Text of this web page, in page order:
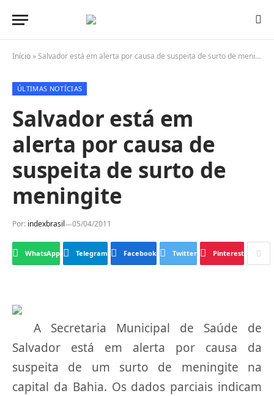
Início »Salvador está em alerta por causa de suspeita de surto de meningite
ÚLTIMAS NOTÍCIAS
Salvador está em
alerta por causa de
suspeita de surto de
meningite
Por: indexbrasil 05/04/2011
WhatsApp Telegram Facebook Twitter Pinterest
A Secretaria Municipal de Saúde de
Salvador está em alerta por causa da
suspeita de um surto de meningite na
capital da Bahia. Os dados parciais indicam